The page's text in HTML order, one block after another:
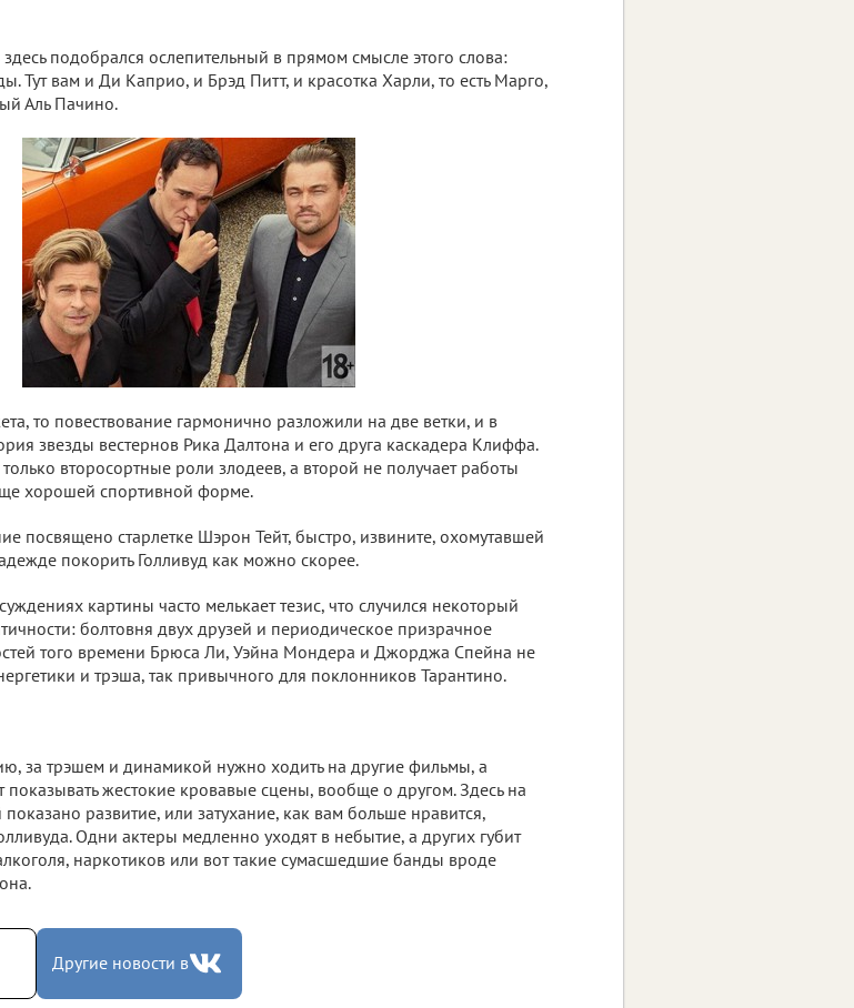
здесь подобрался ослепительный в прямом смысле этого слова:
Тут вам и Ди Каприо, и Брэд Питт, и красотка Харли, то есть Марго,
Аль Пачино.
то повествование гармонично разложили на две ветки, и в
звезды вестернов Рика Далтона и его друга каскадера Клиффа.
второсортные роли злодеев, а второй не получает работы
хорошей спортивной форме.
посвящено старлетке Шэрон Тейт, быстро, извините, охомутавшей
покорить Голливуд как можно скорее.
картины часто мелькает тезис, что случился некоторый
болтовня двух друзей и периодическое призрачное
того времени Брюса Ли, Уэйна Мондера и Джорджа Спейна не
и трэша, так привычного для поклонников Тарантино.
за трэшем и динамикой нужно ходить на другие фильмы, а
показывать жестокие кровавые сцены, вообще о другом. Здесь на
показано развитие, или затухание, как вам больше нравится,
Одни актеры медленно уходят в небытие, а других губит
наркотиков или вот такие сумасшедшие банды вроде
Другие новости в